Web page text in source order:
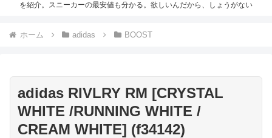
を紹介。スニーカーの最安値も分かる。欲しいんだから、しょうがない
ホーム adidas BOOST
adidas RIVLRY RM [CRYSTAL
WHITE /RUNNING WHITE /
CREAM WHITE] (f34142)